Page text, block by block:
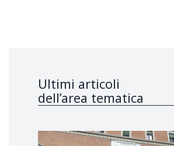
Ultimi articoli
dell’area tematica